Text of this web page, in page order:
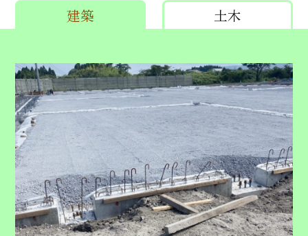
建築 土木